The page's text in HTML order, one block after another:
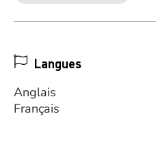
Langues
Anglais
Français